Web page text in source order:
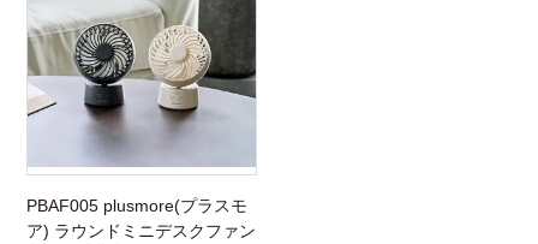
PBAF005 plusmore(プラスモ
ア) ラウンドミニデスクファン